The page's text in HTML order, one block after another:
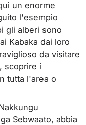
un enorme
l'esempio
gli alberi sono
Kabaka dai loro
da visitare
scoprire i
tutta l'area o
Sebwaato, abbia